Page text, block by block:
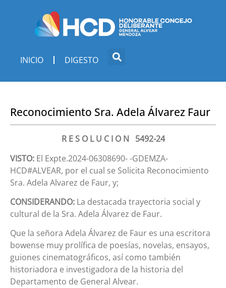
INICIO DIGESTO
Reconocimiento Sra. Adela Álvarez Faur
R E S O L U C I O N 5492-24
VISTO: El Expte.2024-06308690- -GDEMZA-
HCD#ALVEAR, por el cual se Solicita Reconocimiento
Sra. Adela Alvarez de Faur, y;
CONSIDERANDO: La destacada trayectoria social y
cultural de la Sra. Adela Álvarez de Faur.
Que la señora Adela Álvarez de Faur es una escritora
bowense muy prolífica de poesías, novelas, ensayos,
guiones cinematográficos, así como también
historiadora e investigadora de la historia del
Departamento de General Alvear.